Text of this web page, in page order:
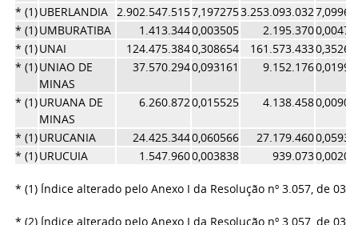
* (1)UBERLANDIA 2.902.547.5157,1972753.253.093.032
* (1)UMBURATIBA 1.413.3440,003505 2.195.370
* (1)UNAI 124.475.3840,308654 161.573.433
* (1)UNIAO DE
MINAS
37.570.2940,093161 9.152.176
* (1)URUANA DE
MINAS
6.260.8720,015525 4.138.458
* (1)URUCANIA 24.425.3440,060566 27.179.460
* (1)URUCUIA 1.547.9600,003838 939.073
* (1) Índice alterado pelo Anexo I da Resolução nº 3.057, de 03/
* (2) Índice alterado pelo Anexo I da Resolução nº 3.057, de 03/